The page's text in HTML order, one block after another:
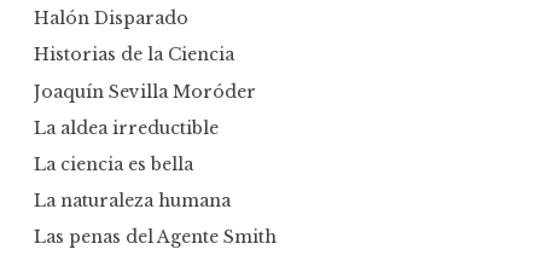
Halón Disparado
Historias de la Ciencia
Joaquín Sevilla Moróder
La aldea irreductible
La ciencia es bella
La naturaleza humana
Las penas del Agente Smith